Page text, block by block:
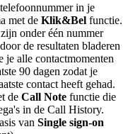
in je
met de Klik&Bel functie.
onder één nummer
de resultaten bladeren
je alle contactmomenten
90 dagen zodat je
contact heeft gehad.
de Call Note functie die
in de Call History.
van Single sign-on